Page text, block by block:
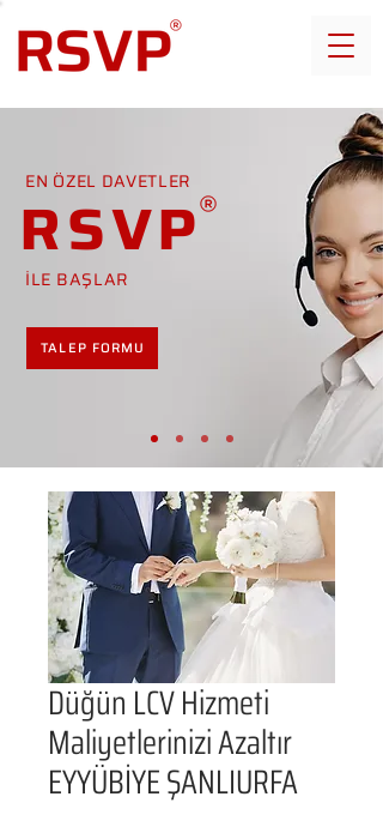
EN ÖZEL DAVETLER
RSVP
İLE BAŞLAR
TALEP FORMU
Düğün LCV Hizmeti
Maliyetlerinizi Azaltır
EYYÜBİYE ŞANLIURFA